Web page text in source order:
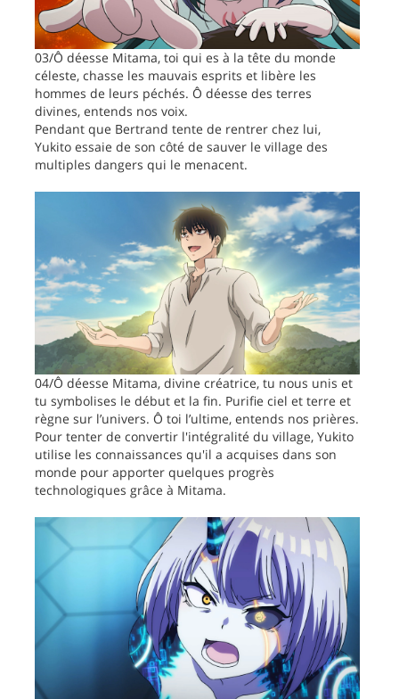
03/Ô déesse Mitama, toi qui es à la tête du monde
céleste, chasse les mauvais esprits et libère les
hommes de leurs péchés. Ô déesse des terres
divines, entends nos voix.
Pendant que Bertrand tente de rentrer chez lui,
Yukito essaie de son côté de sauver le village des
multiples dangers qui le menacent.
04/Ô déesse Mitama, divine créatrice, tu nous unis et
tu symbolises le début et la fin. Purifie ciel et terre et
règne sur l’univers. Ô toi l’ultime, entends nos prières.
Pour tenter de convertir l'intégralité du village, Yukito
utilise les connaissances qu'il a acquises dans son
monde pour apporter quelques progrès
technologiques grâce à Mitama.